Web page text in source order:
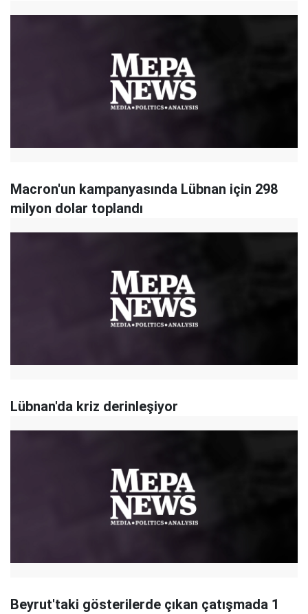
Macron'un kampanyasında Lübnan için 298
milyon dolar toplandı
Lübnan'da kriz derinleşiyor
Beyrut'taki gösterilerde çıkan çatışmada 1